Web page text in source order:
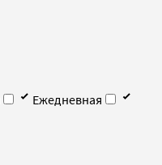
Ежедневная